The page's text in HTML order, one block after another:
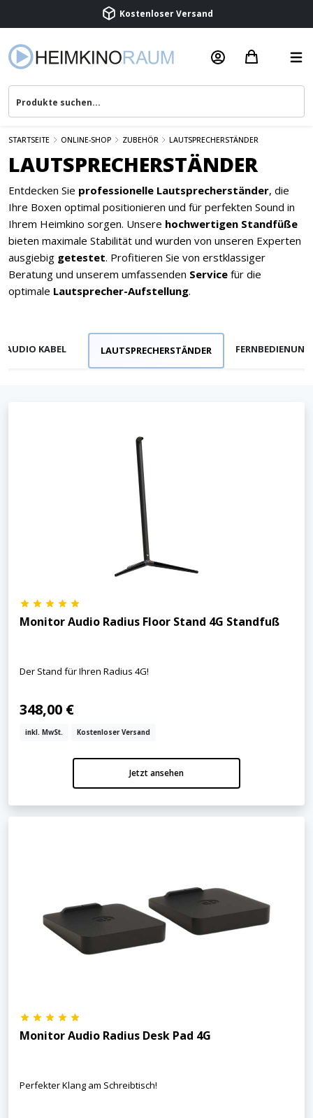
Beratung & Service
STARTSEITE ONLINE-SHOP ZUBEHÖR LAUTSPRECHERSTÄNDER
LAUTSPRECHERSTÄNDER
Entdecken Sie professionelle Lautsprecherständer, die
Ihre Boxen optimal positionieren und für perfekten Sound in
Ihrem Heimkino sorgen. Unsere hochwertigen Standfüße
bieten maximale Stabilität und wurden von unseren Experten
ausgiebig getestet. Profitieren Sie von erstklassiger
Beratung und unserem umfassenden Service für die
optimale Lautsprecher-Aufstellung.
AUDIO KABEL LAUTSPRECHERSTÄNDER
Monitor Audio Radius Floor Stand 4G Standfuß
Der Stand für Ihren Radius 4G!
348,00 €
inkl. MwSt. Kostenloser Versand
Jetzt ansehen
Monitor Audio Radius Desk Pad 4G
Perfekter Klang am Schreibtisch!